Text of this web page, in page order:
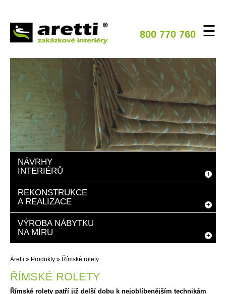
800 770 760 ☰
NÁVRHY
INTERIÉRŮ
REKONSTRUKCE
A REALIZACE
VÝROBA NÁBYTKU
NA MÍRU
Aretti » Produkty » Římské rolety
ŘÍMSKÉ ROLETY
Římské rolety patří již delší dobu k nejoblíbenějším technikám